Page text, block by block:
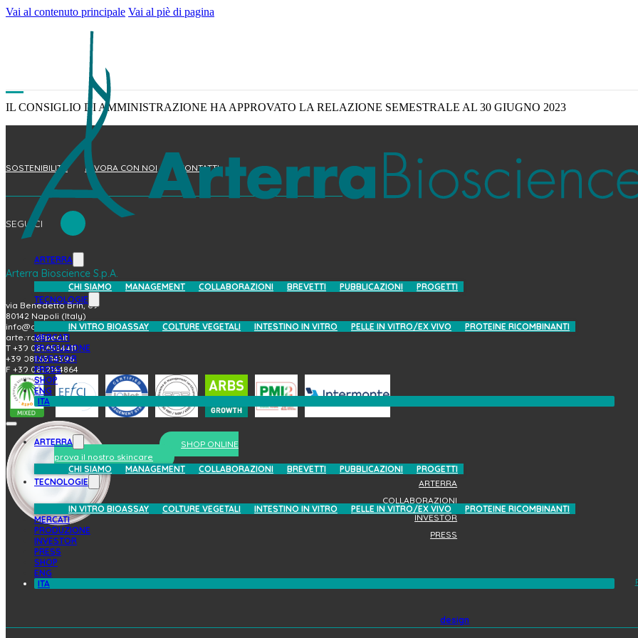
Vai al contenuto principale Vai al piè di pagina
ARTERRA
CHI SIAMO MANAGEMENT COLLABORAZIONI BREVETTI PUBBLICAZIONI
PROGETTI
TECNOLOGIE
IN VITRO BIOASSAY COLTURE VEGETALI INTESTINO IN VITRO PELLE IN VITRO/EX VIVO
PROTEINE RICOMBINANTI
MERCATI
PRODUZIONE
INVESTOR
PRESS
SHOP
ENG
ITA
ARTERRA
CHI SIAMO MANAGEMENT COLLABORAZIONI BREVETTI PUBBLICAZIONI
PROGETTI
TECNOLOGIE
IN VITRO BIOASSAY COLTURE VEGETALI INTESTINO IN VITRO PELLE IN VITRO/EX VIVO
PROTEINE RICOMBINANTI
MERCATI
PRODUZIONE
INVESTOR
PRESS
SHOP
ENG
ITA
IL CONSIGLIO DI AMMINISTRAZIONE HA APPROVATO LA RELAZIONE SEMESTRALE AL 30 GIUGNO 2023
SOSTENIBILITÀ LAVORA CON NOI CONTATTI
SEGUICI
Arterra Bioscience S.p.A.
via Benedetto Brin, 69
80142 Napoli (Italy)
info@arterrabio.it
arterra@pec.it
T +39 081.6584411
+39 081.6584396
F +39 081.2144864
SHOP ONLINE
prova il nostro skincare
ARTERRA
COLLABORAZIONI
INVESTOR
PRESS
AREA RISERVATA
design